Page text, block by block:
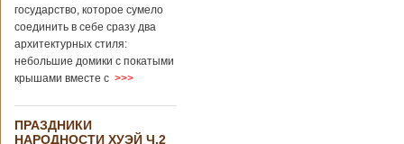
государство, которое сумело
соединить в себе сразу два
архитектурных стиля:
небольшие домики с покатыми
крышами вместе с >>>
ПРАЗДНИКИ
НАРОДНОСТИ ХУЭЙ Ч.2